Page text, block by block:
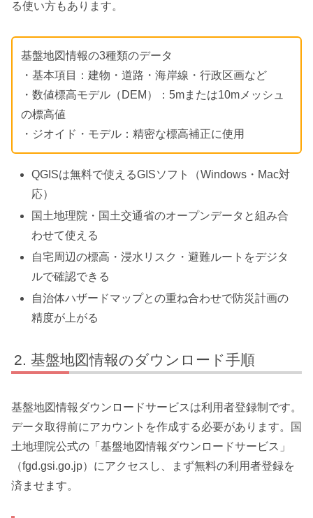
る使い方もあります。
基盤地図情報の3種類のデータ
・基本項目：建物・道路・海岸線・行政区画など
・数値標高モデル（DEM）：5mまたは10mメッシュ
の標高値
・ジオイド・モデル：精密な標高補正に使用
QGISは無料で使えるGISソフト（Windows・Mac対
応）
国土地理院・国土交通省のオープンデータと組み合
わせて使える
自宅周辺の標高・浸水リスク・避難ルートをデジタ
ルで確認できる
自治体ハザードマップとの重ね合わせで防災計画の
精度が上がる
基盤地図情報のダウンロード手順
基盤地図情報ダウンロードサービスは利用者登録制です。
データ取得前にアカウントを作成する必要があります。国
土地理院公式の「基盤地図情報ダウンロードサービス」
（fgd.gsi.go.jp）にアクセスし、まず無料の利用者登録を
済ませます。